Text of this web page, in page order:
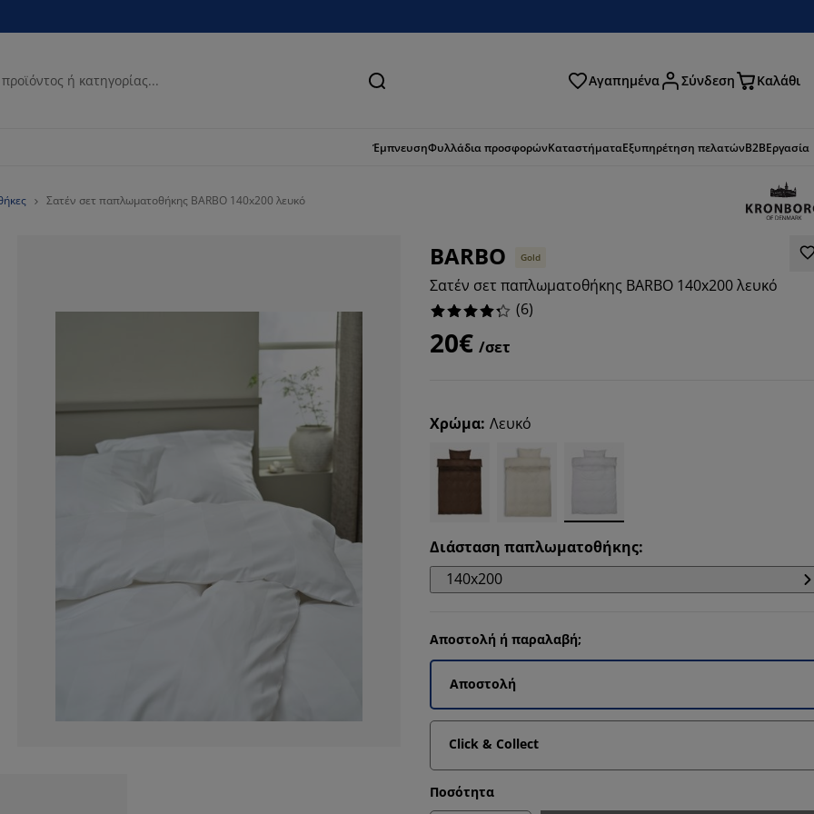
Αναζήτηση Αγαπημένα Σύνδεση Καλάθι
ΈμπνευσηΦυλλάδια προσφορώνΚαταστήματαΕξυπηρέτηση πελατώνB2BΕργασία
Σατέν σετ παπλωματοθήκης BARBO 140x200 λευκό
BARBO Gold
Σατέν σετ παπλωματοθήκης BARBO 140x200 λευκό
(6)
20€ /σετ
Χρώμα: Λευκό
Διάσταση παπλωματοθήκης:
140x200
Αποστολή ή παραλαβή;
Αποστολή
Click & Collect
Ποσότητα
83.33333333333334%
16.666666666666664%